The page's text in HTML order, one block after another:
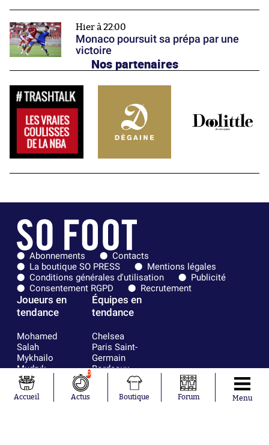
Hier à 22:00
Monaco poursuit sa prépa par une
victoire
Nos partenaires
Abonnements
Contacts
La boutique SO PRESS
Mentions légales
Conditions générales d'utilisation
Publicité
Consentement RGPD
Recrutement
Joueurs en
tendance
Mohamed
Salah
Mykhailo
Mudryk
Neymar
Khalis Merah
Loïs Openda
Équipes en
tendance
Chelsea
Paris Saint-
Germain
Bordeaux
Olympique
FIFA
Accueil
0
Actus Boutique Forum Menu